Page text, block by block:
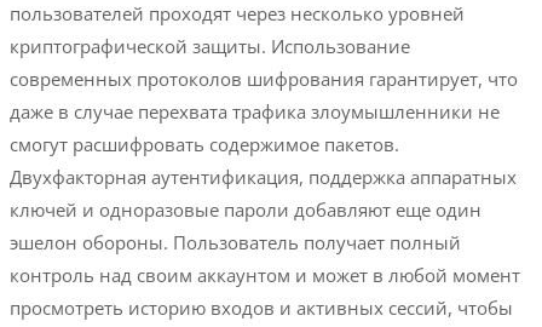
пользователей проходят через несколько уровней
криптографической защиты. Использование
современных протоколов шифрования гарантирует, что
даже в случае перехвата трафика злоумышленники не
смогут расшифровать содержимое пакетов.
Двухфакторная аутентификация, поддержка аппаратных
ключей и одноразовые пароли добавляют еще один
эшелон обороны. Пользователь получает полный
контроль над своим аккаунтом и может в любой момент
просмотреть историю входов и активных сессий, чтобы